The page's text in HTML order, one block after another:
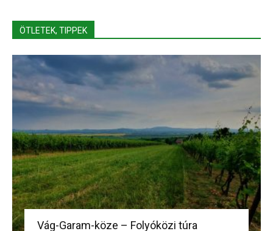
ÖTLETEK, TIPPEK
Vág-Garam-köze – Folyóközi túra